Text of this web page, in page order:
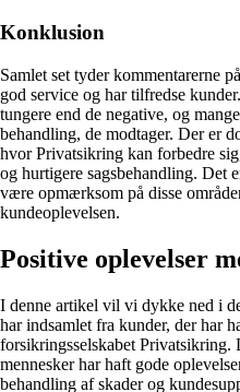
Konklusion
Samlet set tyder kommentarerne
god service og har tilfredse
tungere end de negative, og
behandling, de modtager. Der er
hvor Privatsikring kan forbedre
og hurtigere sagsbehandling. Det
være opmærksom på disse
kundeoplevelsen.
Positive oplevelser
I denne artikel vil vi dykke ned i
har indsamlet fra kunder, der har
forsikringsselskabet Privatsikring.
mennesker har haft gode
behandling af skader og